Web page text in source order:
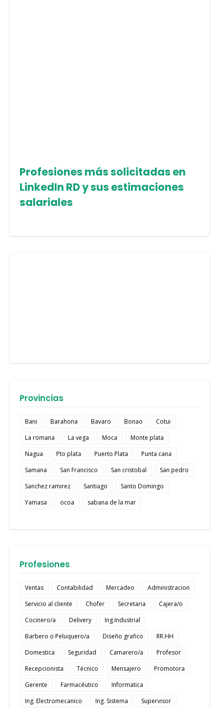
Profesiones más solicitadas en
LinkedIn RD y sus estimaciones
salariales
Provincias
Bani Barahona Bavaro Bonao
Cotui
La romana
La vega Moca
Monte plata
Nagua
Pto plata Puerto Plata
Punta cana
Samana
San Francisco San cristobal
San pedro
Sanchez ramirez
Santiago
Santo Domingo
Yamasa
ocoa sabana de la mar
Profesiones
Ventas Contabilidad Mercadeo
Administracion
Servicio al cliente
Chofer Secretaria
Cajera/o
Cocinero/a
Delivery
Ing.Industrial
Barbero o Peluquero/a
Diseño grafico
RR.HH
Domestica
Seguridad Camarero/a
Profesor
Recepcionista
Técnico Mensajero
Promotora
Gerente
Farmacéutico
Informatica
Ing. Electromecanico
Ing. Sistema Supervisor